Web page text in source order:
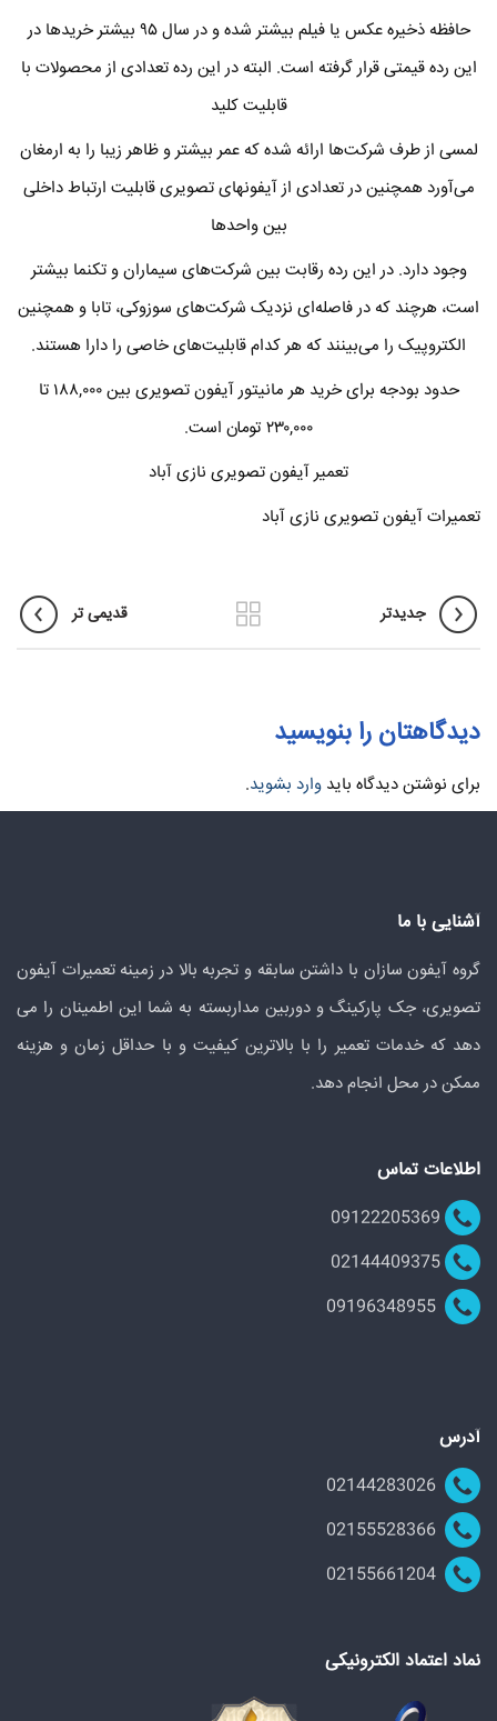
حافظه ذخیره عکس یا فیلم بیشتر شده و در سال ۹۵ بیشتر خریدها در
این رده قیمتی قرار گرفته است. البته در این رده تعدادی از محصولات با
قابلیت کلید
لمسی از طرف شرکت‌ها ارائه شده که عمر بیشتر و ظاهر زیبا را به ارمغان
می‌آورد همچنین در تعدادی از آیفونهای تصویری قابلیت ارتباط داخلی
بین واحدها
وجود دارد. در این رده رقابت بین شرکت‌های سیماران و تکنما بیشتر
است، هرچند که در فاصله‌ای نزدیک شرکت‌های سوزوکی، تابا و همچنین
الکتروپیک را می‌بینند که هر کدام قابلیت‌های خاصی را دارا هستند.
حدود بودجه برای خرید هر مانیتور آیفون تصویری بین ۱۸۸,۰۰۰ تا
۲۳۰,۰۰۰ تومان است.
تعمیر آیفون تصویری نازی آباد
تعمیرات آیفون تصویری نازی آباد
جدیدتر قدیمی تر
دیدگاهتان را بنویسید
برای نوشتن دیدگاه باید وارد بشوید.
آشنایی با ما
گروه آیفون سازان با داشتن سابقه و تجربه بالا در زمینه تعمیرات آیفون
تصویری، جک پارکینگ و دوربین مداربسته به شما این اطمینان را می
دهد که خدمات تعمیر را با بالاترین کیفیت و با حداقل زمان و هزینه
ممکن در محل انجام دهد.
اطلاعات تماس
آدرس
نماد اعتماد الکترونیکی